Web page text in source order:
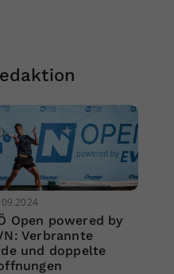
Open powered by
Verbrannte
und doppelte